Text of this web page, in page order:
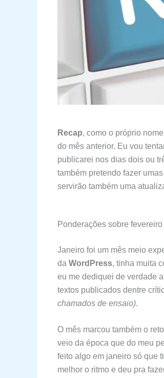
Recap, como o próprio
do mês anterior. Eu vou
publicarei nos dias dois ou
também pretendo fazer
servirão também uma
Ponderações sobre fevereiro
Janeiro foi um mês meio
da WordPress, tinha muita
eu me dediquei de verdade
textos publicados dentre
chamados de ensaio).
O mês marcou também o
veio da época que do meu
feito algo em janeiro só que
melhor o ritmo e deu pra